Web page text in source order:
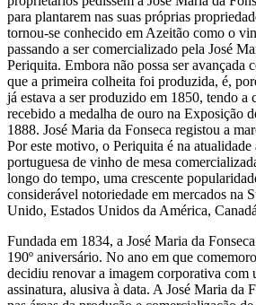
para plantarem nas suas próprias
tornou-se conhecido em Azeitão como o
passando a ser comercializado pela José
Periquita. Embora não possa ser avançada
que a primeira colheita foi produzida, é,
já estava a ser produzido em 1850, tendo a
recebido a medalha de ouro na Exposição
1888. José Maria da Fonseca registou a
Por este motivo, o Periquita é na atualidade
portuguesa de vinho de mesa
longo do tempo, uma crescente
considerável notoriedade em mercados na
Unido, Estados Unidos da América,
Fundada em 1834, a José Maria da
190º aniversário. No ano em que
decidiu renovar a imagem corporativa com
assinatura, alusiva à data. A José Maria da